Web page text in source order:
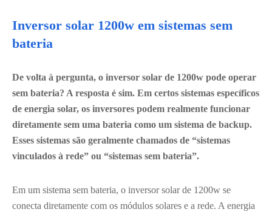
Inversor solar 1200w em sistemas sem
bateria
De volta à pergunta, o inversor solar de 1200w pode operar
sem bateria? A resposta é sim. Em certos sistemas específicos
de energia solar, os inversores podem realmente funcionar
diretamente sem uma bateria como um sistema de backup.
Esses sistemas são geralmente chamados de “sistemas
vinculados à rede” ou “sistemas sem bateria”.
Em um sistema sem bateria, o inversor solar de 1200w se
conecta diretamente com os módulos solares e a rede. A energia